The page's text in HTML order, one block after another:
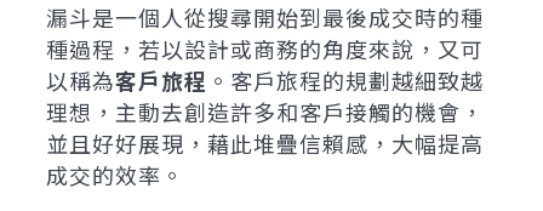
漏斗是一個人從搜尋開始到最後成交時的種
種過程，若以設計或商務的角度來說，又可
以稱為客戶旅程 。客戶旅程的規劃越細致越
理想，主動去創造許多和客戶接觸的機會，
並且好好展現，藉此堆疊信賴感，大幅提高
成交的效率。